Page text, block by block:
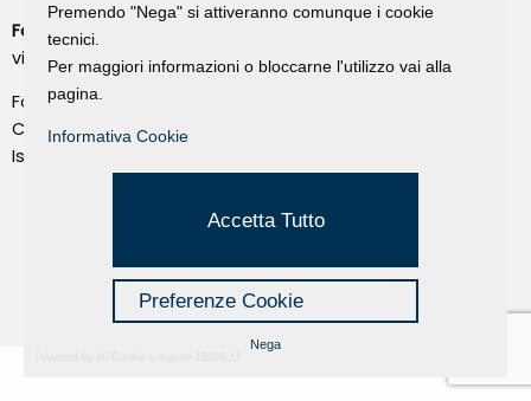
Fondazione Dino Zoli
viale Bologna 288, Forlì
Fondo dot. euro 285.000 i.v.
CF e P.IVA 03692820404
Isc.Reg Per.Giu. n. 10404
Privacy Policy
Premendo "Nega" si attiveranno comunque i cookie
tecnici.
Per maggiori informazioni o bloccarne l'utilizzo vai alla
pagina.
Informativa Cookie
Accetta Tutto
Preferenze Cookie
Nega